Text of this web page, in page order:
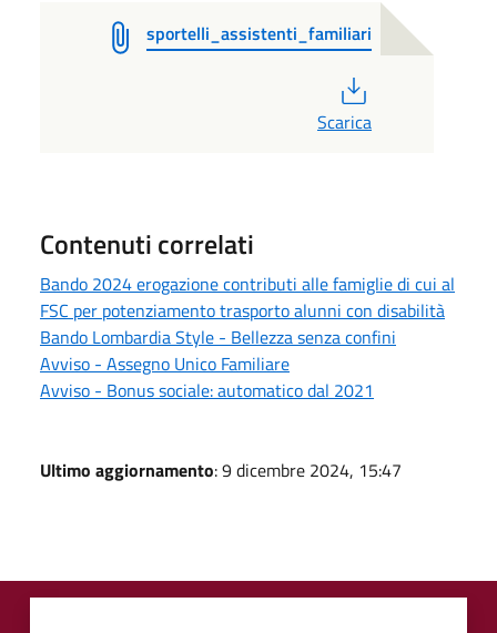
sportelli_assistenti_familiari
Scarica
Contenuti correlati
Bando 2024 erogazione contributi alle famiglie di cui al
FSC per potenziamento trasporto alunni con disabilità
Bando Lombardia Style - Bellezza senza confini
Avviso - Assegno Unico Familiare
Avviso - Bonus sociale: automatico dal 2021
Ultimo aggiornamento: 9 dicembre 2024, 15:47